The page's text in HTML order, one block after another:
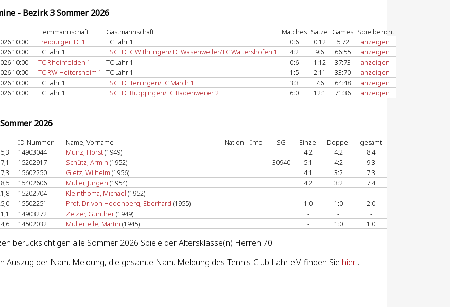
- Bezirk 3 Sommer 2026
Heimmannschaft Gastmannschaft Matches Sätze Games Spielbericht
10:00 Freiburger TC 1 TC Lahr 1 0:6 0:12 5:72
anzeigen
10:00 TC Lahr 1 TSG TC GW Ihringen/TC Wasenweiler/TC Waltershofen 1 4:2 9:6 66:55
anzeigen
10:00 TC Rheinfelden 1 TC Lahr 1 0:6 1:12 37:73
anzeigen
10:00 TC RW Heitersheim 1 TC Lahr 1 1:5 2:11 33:70
anzeigen
10:00 TC Lahr 1 TSG TC Teningen/TC March 1 3:3 7:6 64:48
anzeigen
10:00 TC Lahr 1 TSG TC Buggingen/TC Badenweiler 2 6:0 12:1 71:36 anzeigen
2026
ID-Nummer Name, Vorname Nation Info SG Einzel Doppel
gesamt
14903044 Munz, Horst(1949) 4:2 4:2
8:4
15202917 Schütz, Armin (1952) 30940 5:1 4:2
9:3
15602250 Gietz, Wilhelm (1956) 4:1 3:2
7:3
15402606 Müller, Jürgen (1954) 4:2 3:2
7:4
15202704 Kleinthomä, Michael (1952) - -
-
15502251 Prof. Dr. von Hodenberg, Eberhard (1955) 1:0 1:0
2:0
14903272 Zelzer, Günther(1949) - -
-
14502032 Müllerleile, Martin (1945) - 1:0 1:0
berücksichtigen alle Sommer 2026 Spiele der Altersklasse(n) Herren 70.
Auszug der Nam. Meldung, die gesamte Nam. Meldung des Tennis-Club Lahr e.V. finden Sie hier .